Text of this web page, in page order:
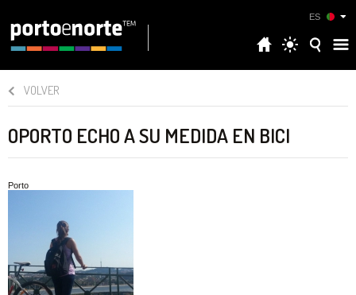
ES
VOLVER
OPORTO ECHO A SU MEDIDA EN BICI
Porto